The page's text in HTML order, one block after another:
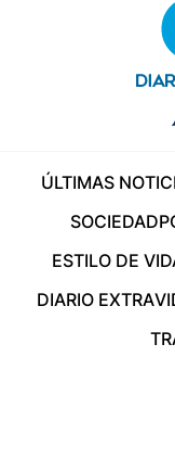
ÚLTIMAS
SOCIEDAD
ESTILO DE
DIARIO EXTRA